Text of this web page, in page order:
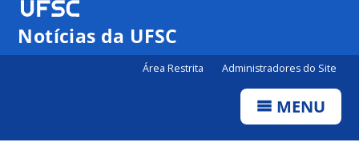
Notícias da UFSC
Área Restrita Administradores do Site
MENU